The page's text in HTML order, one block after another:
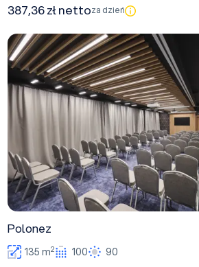
387,36 zł nettoza dzień
Polonez
Polonez
135 m2 100 90